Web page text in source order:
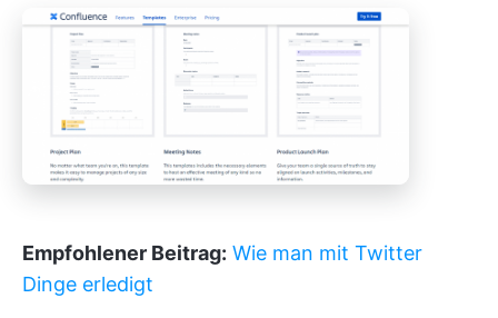
Empfohlener Beitrag: Wie man mit Twitter
Dinge erledigt